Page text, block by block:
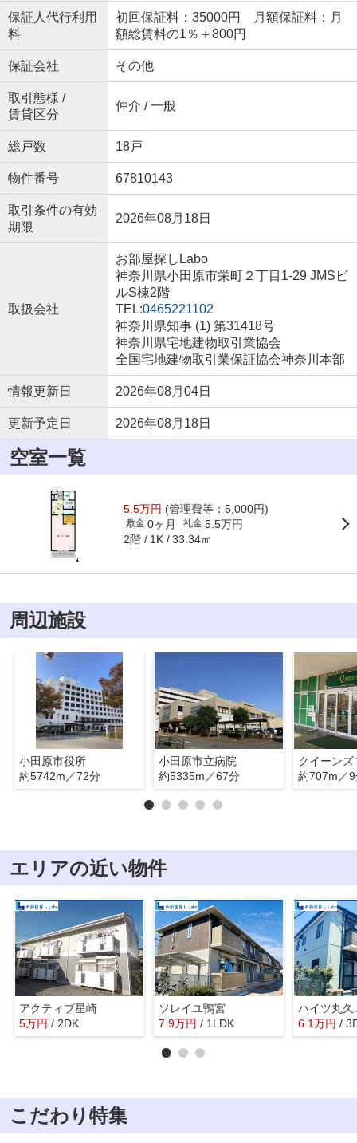
保証人代行利用
料
初回保証料：35000円 月額保証料：月
額総賃料の1％＋800円
保証会社 その他
取引態様 /
賃貸区分
仲介 / 一般
総戸数 18戸
物件番号 67810143
取引条件の有効
期限
2026年08月18日
取扱会社
お部屋探しLabo
神奈川県小田原市栄町２丁目1-29 JMSビ
ルS棟2階
TEL:0465221102
神奈川県知事 (1) 第31418号
神奈川県宅地建物取引業協会
全国宅地建物取引業保証協会神奈川本部
情報更新日 2026年08月04日
更新予定日 2026年08月18日
空室一覧
5.5万円 (管理費等：5,000円)
敷金 0ヶ月 礼金 5.5万円
2階 1K 33.34㎡
周辺施設
小田原市役所
約5742m／72分
小田原市立病院
約5335m／67分
約707m／
エリアの近い物件
アクティブ星崎
5万円 / 2DK
ソレイユ鴨宮
7.9万円 / 1LDK
ハイツ丸久
6.1万円 /
こだわり特集